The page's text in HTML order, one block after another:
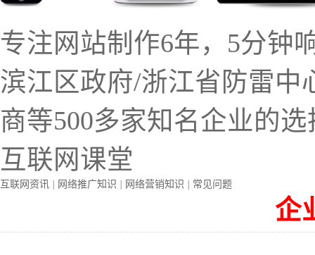
专注网站制作6年，5分钟
滨江区政府/浙江省防雷中
商等500多家知名企业的选
互联网课堂
互联网资讯 网络推广知识 网络营销知识 常见问题
企